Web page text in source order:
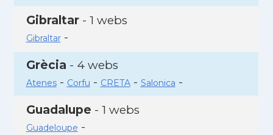
Gibraltar- 1 webs
Gibraltar-
Grècia - 4 webs
Atenes- Corfu - CRETA- Salonica -
Guadalupe - 1 webs
Guadeloupe -